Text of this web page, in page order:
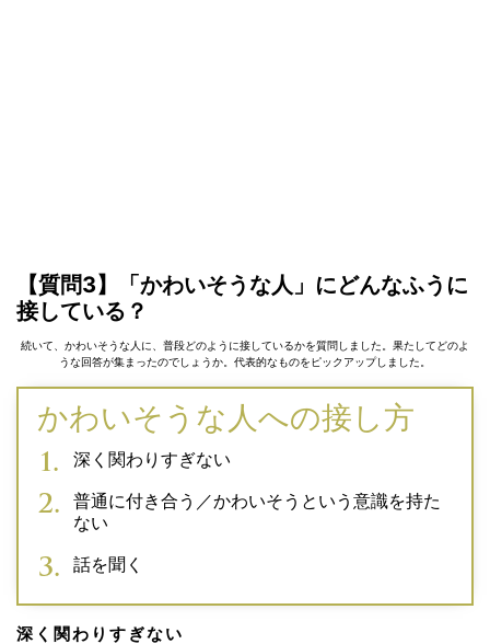
【質問3】「かわいそうな人」にどんなふうに
接している？
続いて、かわいそうな人に、普段どのように接しているかを質問しました。果たしてどのよ
うな回答が集まったのでしょうか。代表的なものをピックアップしました。
かわいそうな人への接し方
深く関わりすぎない
普通に付き合う／かわいそうという意識を持た
ない
話を聞く
深く関わりすぎない